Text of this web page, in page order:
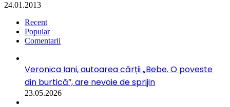
24.01.2013
Recent
Popular
Comentarii
Veronica Iani, autoarea cărții „Bebe. O poveste
din burtică”, are nevoie de sprijin
23.05.2026